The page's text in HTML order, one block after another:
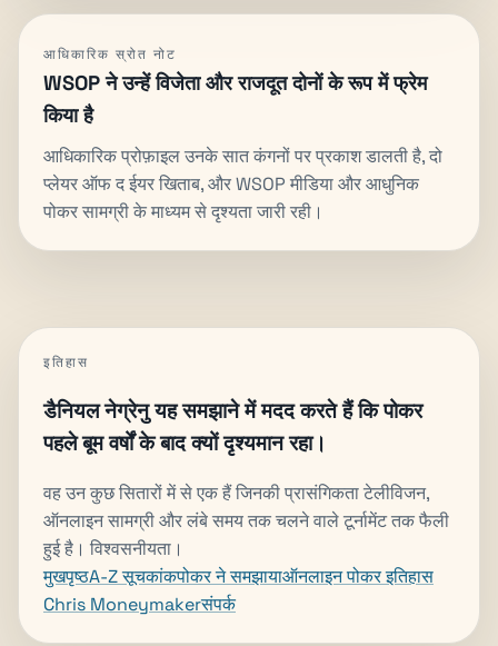
आधिकारिक स्रोत नोट
WSOP ने उन्हें विजेता और राजदूत दोनों के रूप में फ्रेम
किया है
आधिकारिक प्रोफ़ाइल उनके सात कंगनों पर प्रकाश डालती है, दो
प्लेयर ऑफ द ईयर खिताब, और WSOP मीडिया और आधुनिक
पोकर सामग्री के माध्यम से दृश्यता जारी रही।
इतिहास
डैनियल नेग्रेनु यह समझाने में मदद करते हैं कि पोकर
पहले बूम वर्षों के बाद क्यों दृश्यमान रहा।
वह उन कुछ सितारों में से एक हैं जिनकी प्रासंगिकता टेलीविजन,
ऑनलाइन सामग्री और लंबे समय तक चलने वाले टूर्नामेंट तक फैली
हुई है। विश्वसनीयता।
मुखपृष्ठA-Z सूचकांकपोकर ने समझायाऑनलाइन पोकर इतिहास
Chris Moneymakerसंपर्क